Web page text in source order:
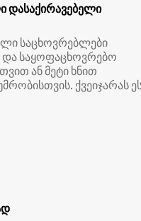
საცხოვრებლები
საყოფაცხოვრებო
ან მეტი ხნით
ქვეიჯარას